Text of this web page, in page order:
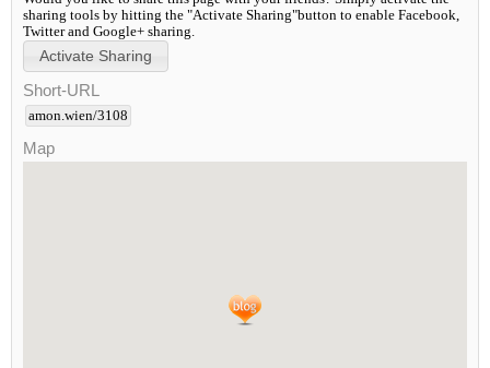
sharing tools by hitting the "Activate Sharing"button to enable Facebook,
Twitter and Google+ sharing.
Short-URL
amon.wien/3108
Map